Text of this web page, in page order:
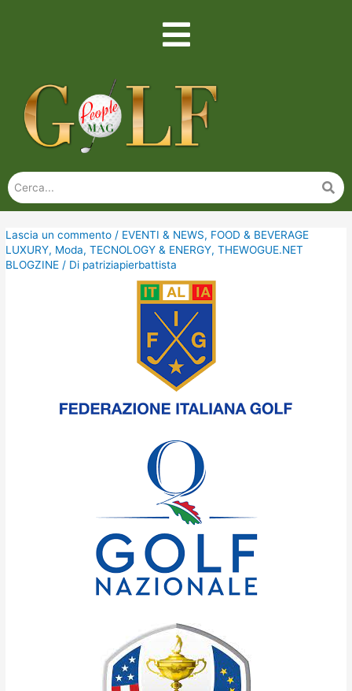
Lascia un commento / EVENTI & NEWS, FOOD & BEVERAGE
LUXURY, Moda,TECNOLOGY & ENERGY,THEWOGUE.NET
BLOGZINE / Di patriziapierbattista